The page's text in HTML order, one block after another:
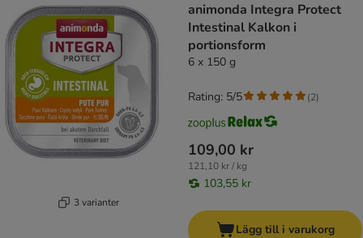
3 varianter
animonda Integra Protect
Intestinal Kalkon i
portionsform
6 x 150 g
109,00 kr
121,10 kr / kg
103,55 kr
Rating: 5/5 (2)
Lägg till i varukorg